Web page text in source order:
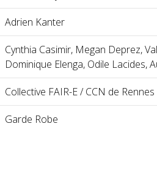
Adrien Kanter
Cynthia Casimir, Megan Deprez,
Dominique Elenga, Odile Lacides,
Collective FAIR-E / CCN de
Garde Robe